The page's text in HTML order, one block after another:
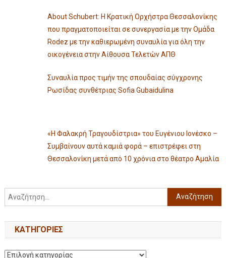
About Schubert: Η Κρατική Ορχήστρα Θεσσαλονίκης
που πραγματοποιείται σε συνεργασία με την Ομάδα
Rodez με την καθιερωμένη συναυλία για όλη την
οικογένεια στην Αίθουσα Τελετών ΑΠΘ
Συναυλία προς τιμήν της σπουδαίας σύγχρονης
Ρωσίδας συνθέτριας Sofia Gubaidulina
«Η Φαλακρή Τραγουδίστρια» του Ευγένιου Ιονέσκο –
Συμβαίνουν αυτά καμιά φορά – επιστρέφει στη
Θεσσαλονίκη μετά από 10 χρόνια στο θέατρο Αμαλία
KΑΤΗΓΟΡΊΕΣ